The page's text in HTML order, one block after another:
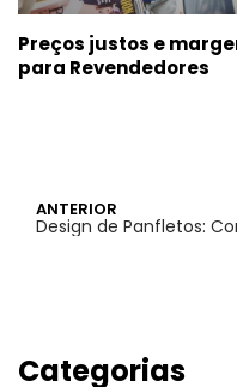
Preços justos e
para Revendedores
ANTERIOR
Categorias